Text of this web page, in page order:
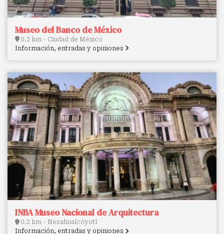
Museo del Banco de México
0.2 km - Ciudad de México
Información, entradas y opiniones
INBA Museo Nacional de Arquitectura
0.2 km - Nezahualcóyotl
Información, entradas y opiniones